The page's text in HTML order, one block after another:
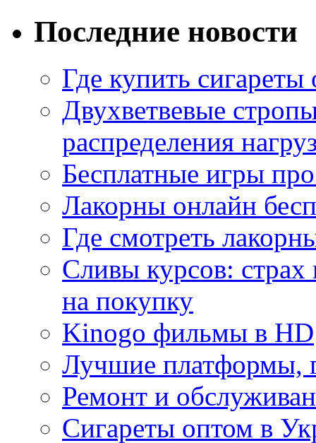
Последние новости
Где купить
Двухветвевые
распределения
Бесплатные игры
Лакорны онлайн
Где смотреть
Сливы курсов:
на покупку
Kinogo фильмы в HD
Лучшие платформы,
Ремонт и
Сигареты оптом в